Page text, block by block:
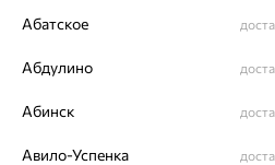
Абатское
Абдулино
Абинск
Авило-Успенка